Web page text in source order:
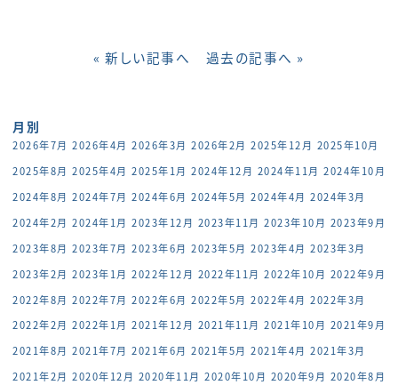
« 新しい記事へ 過去の記事へ »
月別
2026年7月 2026年4月 2026年3月 2026年2月 2025年12月 2025年10月
2025年8月 2025年4月 2025年1月 2024年12月 2024年11月 2024年10月
2024年8月 2024年7月 2024年6月 2024年5月 2024年4月 2024年3月
2024年2月 2024年1月 2023年12月 2023年11月 2023年10月 2023年9月
2023年8月 2023年7月 2023年6月 2023年5月 2023年4月 2023年3月
2023年2月 2023年1月 2022年12月 2022年11月 2022年10月 2022年9月
2022年8月 2022年7月 2022年6月 2022年5月 2022年4月 2022年3月
2022年2月 2022年1月 2021年12月 2021年11月 2021年10月 2021年9月
2021年8月 2021年7月 2021年6月 2021年5月 2021年4月 2021年3月
2021年2月 2020年12月 2020年11月 2020年10月 2020年9月 2020年8月